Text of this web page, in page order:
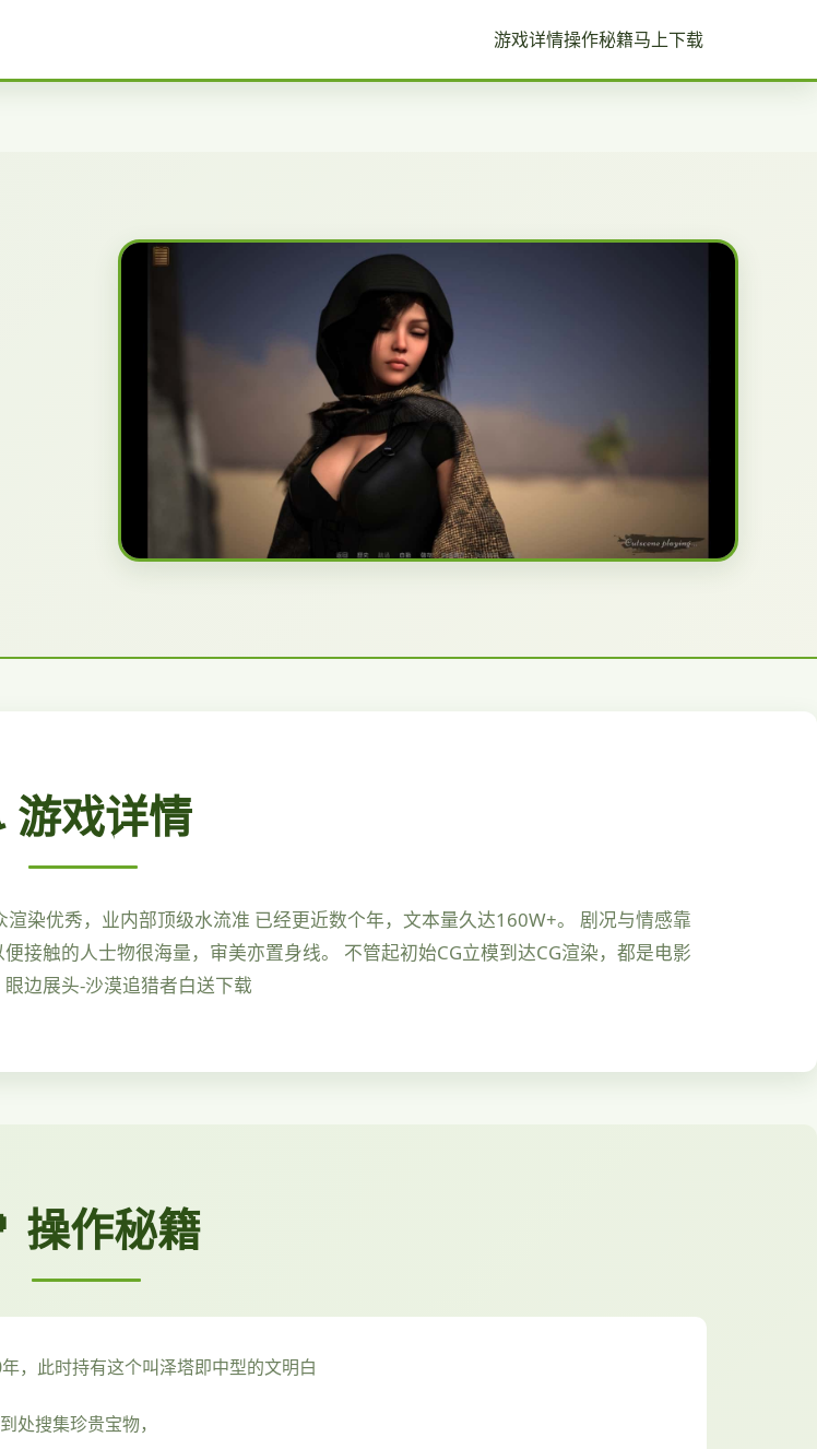
游戏详情操作秘籍马上下载
游戏详情
染优秀，业内部顶级水流准 已经更近数个年，文本量久达160W+。 剧况与情感靠
接触的人士物很海量，审美亦置身线。 不管起初始CG立模到达CG渲染，都是电影
边展头-沙漠追猎者白送下载
操作秘籍
，此时持有这个叫泽塔即中型的文明白
处搜集珍贵宝物，